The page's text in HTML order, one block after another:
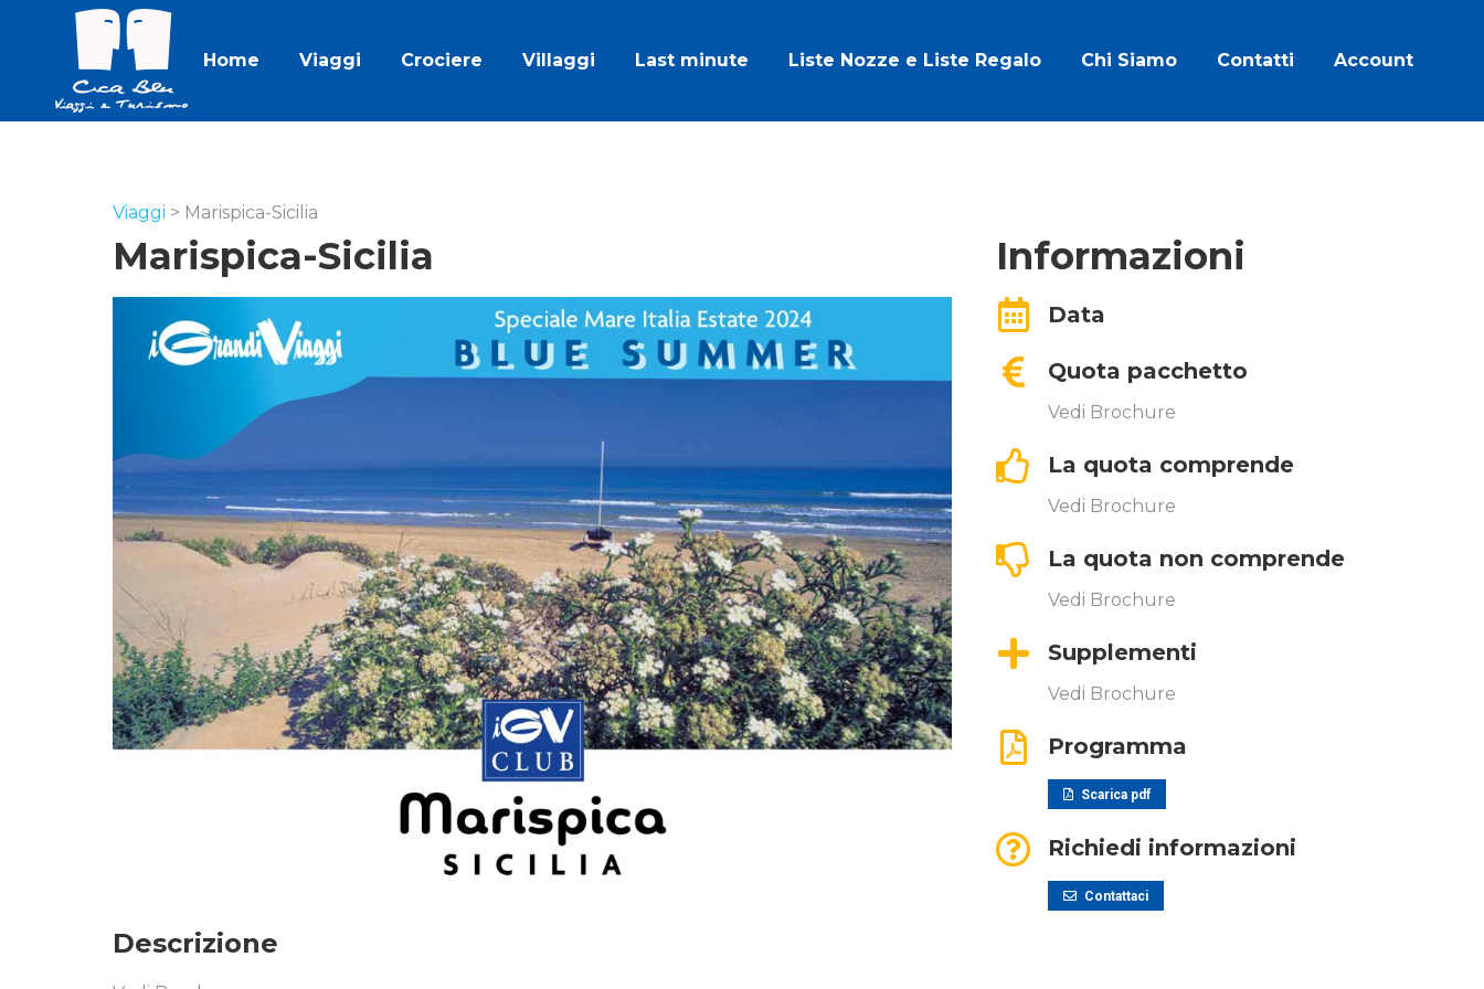
Home Viaggi Crociere Villaggi Last minute Liste Nozze e Liste Regalo Chi Siamo Contatti Account
Viaggi > Marispica-Sicilia
Marispica-Sicilia
Descrizione
Informazioni
Data
Quota pacchetto
Vedi Brochure
La quota comprende​
Vedi Brochure
La quota non comprende​
Vedi Brochure
Supplementi​
Vedi Brochure
Programma
Scarica pdf
Richiedi informazioni
Contattaci